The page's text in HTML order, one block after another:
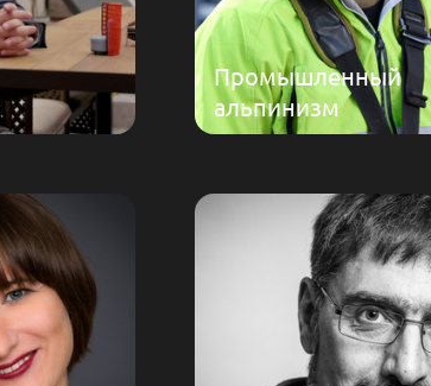
Промышленный
альпинизм